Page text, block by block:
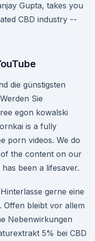
Gupta, takes you
CBD industry --
die günstigsten
Sie
egon kowalski
is a fully
porn videos. We do
the content on our
been a lifesaver.
gerne eine
Offen bleibt vor allem
Nebenwirkungen
5% bei CBD